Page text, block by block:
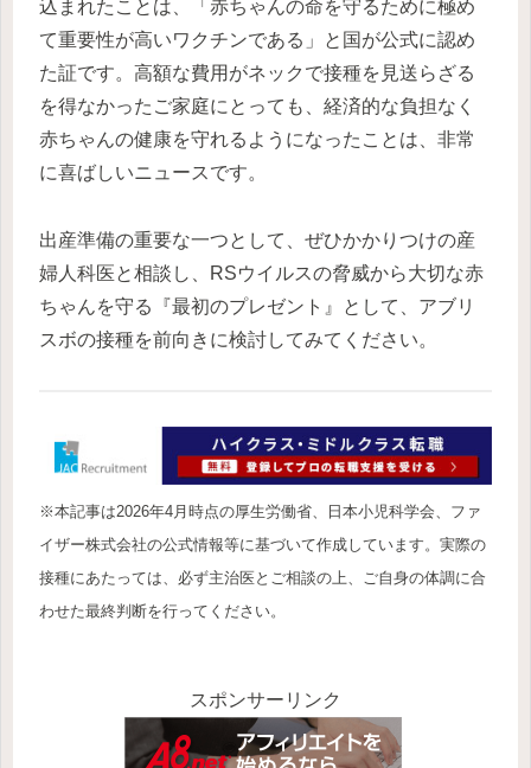
込まれたことは、「赤ちゃんの命を守るために極め
て重要性が高いワクチンである」と国が公式に認め
た証です。高額な費用がネックで接種を見送らざる
を得なかったご家庭にとっても、経済的な負担なく
赤ちゃんの健康を守れるようになったことは、非常
に喜ばしいニュースです。
出産準備の重要な一つとして、ぜひかかりつけの産
婦人科医と相談し、RSウイルスの脅威から大切な赤
ちゃんを守る『最初のプレゼント』として、アブリ
スボの接種を前向きに検討してみてください。
※本記事は2026年4月時点の厚生労働省、日本小児科学会、ファ
イザー株式会社の公式情報等に基づいて作成しています。実際の
接種にあたっては、必ず主治医とご相談の上、ご自身の体調に合
わせた最終判断を行ってください。
スポンサーリンク